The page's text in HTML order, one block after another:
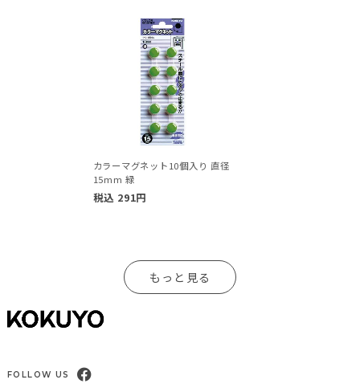
カラーマグネット10個入り 直径
15mm 緑
税込 291円
もっと見る
FOLLOW US